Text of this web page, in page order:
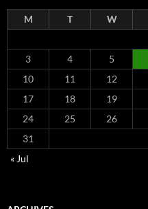
M T W
3
4 5
10
11 12
17
18 19
24
25 26
31
« Jul